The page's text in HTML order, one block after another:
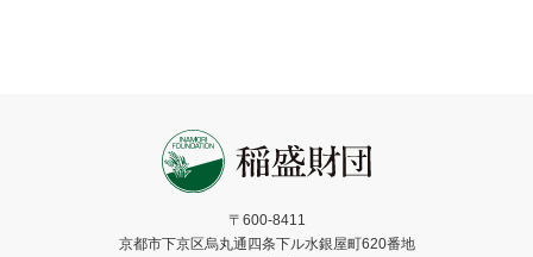
〒600-8411
京都市下京区烏丸通四条下ル水銀屋町620番地